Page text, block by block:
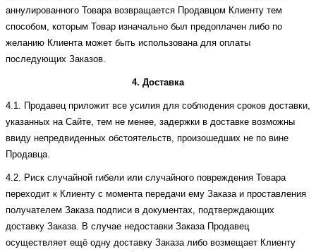
аннулированного Товара возвращается Продавцом Клиенту тем
способом, которым Товар изначально был предоплачен либо по
желанию Клиента может быть использована для оплаты
последующих Заказов.
4. Доставка
4.1. Продавец приложит все усилия для соблюдения сроков доставки,
указанных на Сайте, тем не менее, задержки в доставке возможны
ввиду непредвиденных обстоятельств, произошедших не по вине
Продавца.
4.2. Риск случайной гибели или случайного повреждения Товара
переходит к Клиенту с момента передачи ему Заказа и проставления
получателем Заказа подписи в документах, подтверждающих
доставку Заказа. В случае недоставки Заказа Продавец
осуществляет ещё одну доставку Заказа либо возмещает Клиенту